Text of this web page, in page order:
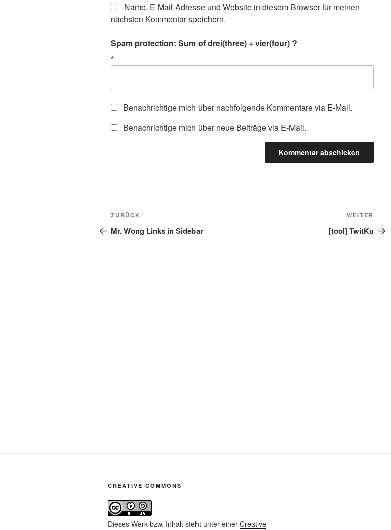
Name, E-Mail-Adresse und Website in diesem Browser für meinen
nächsten Kommentar speichern.
Spam protection: Sum of drei(three) + vier(four) ?
*
Benachrichtige mich über nachfolgende Kommentare via E-Mail.
Benachrichtige mich über neue Beiträge via E-Mail.
Beitragsnavigation
Vorheriger
Beitrag
ZURÜCK
Mr. Wong Links in Sidebar
WEITER
[tool] TwitKu
CREATIVE COMMONS
Dieses Werk bzw. Inhalt steht unter einer Creative